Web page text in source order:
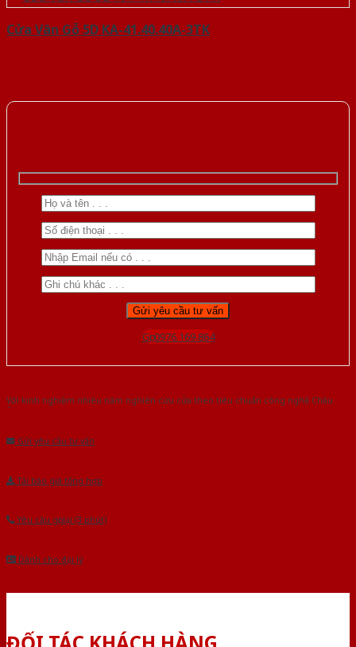
Cửa Vân Gỗ 5D KA-41.40.40A-3TK
Gọi 0976.169.864
Với kinh nghiệm nhiêu năm nghiên cứu cửa theo tiêu chuẩn công nghệ Châu
Âu.Chúng tôi tự tin là nhà sản xuất & cung cấp hàng đầu tại Việt Nam!
Gửi yêu cầu tư vấn
Tải báo giá tổng hợp
Yêu cầu gọi lại (3 phút)
Dành cho đại lý